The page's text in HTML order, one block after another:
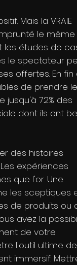
Mais la VRAIE
le même
les études de
le spectateur
offertes. En fin
de prendre le
72% des
dont ils ont
des histoires
expériences
que l'or. Une
les sceptiques
de produits ou
avez la
de votre
l'outil ultime de
immersif.